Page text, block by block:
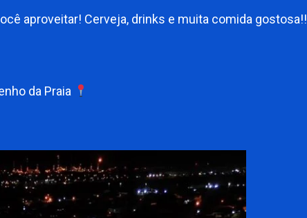
aproveitar! Cerveja, drinks e muita comida gostosa!!
da Praia